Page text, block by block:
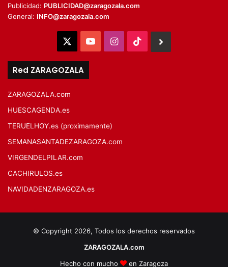
Publicidad: PUBLICIDAD@zaragozala.com
General: INFO@zaragozala.com
YouTubeInstagram
TikTok
Red ZARAGOZALA
ZARAGOZALA.com
HUESCAGENDA.es
TERUELHOY.es (proximamente)
SEMANASANTADEZARAGOZA.com
VIRGENDELPILAR.com
CACHIRULOS.es
NAVIDADENZARAGOZA.es
© Copyright 2026, Todos los derechos reservados
ZARAGOZALA.com
Hecho con mucho
en Zaragoza